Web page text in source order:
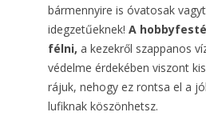
bármennyire is óvatosak
idegzetűeknek! A
félni, a kezekről szappanos
védelme érdekében viszont
rájuk, nehogy ez rontsa el a
lufiknak köszönhetsz.